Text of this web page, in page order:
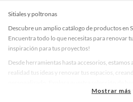
Sitiales y poltronas
Descubre un amplio catálogo de productos en
Encuentra todo lo que necesitas para renovar
inspiración para tus proyectos!
Desde herramientas hasta accesorios, estamos
realidad tus ideas y renovar tus espacios,
accesorios de calidad que te ayudarán a crear
Mostrar más